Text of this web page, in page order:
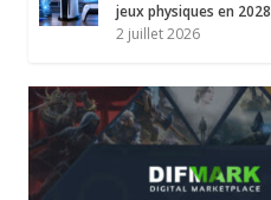
jeux physiques en 2028
2 juillet 2026